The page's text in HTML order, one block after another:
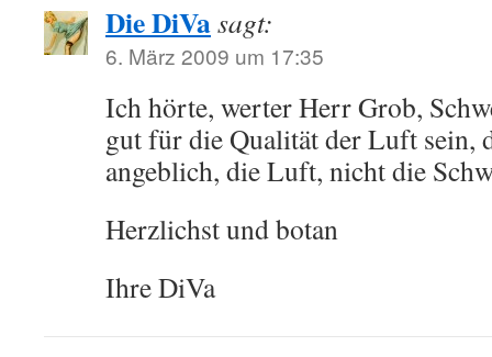
Die DiVasagt:
6. März 2009 um 17:35
Ich hörte, werter Herr Grob,
gut für die Qualität der Luft sein,
angeblich, die Luft, nicht die
Herzlichst und botan
Ihre DiVa